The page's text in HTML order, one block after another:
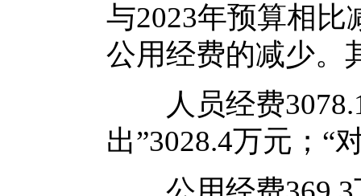
与2023年预算相比
公用经费的减少。
人员经费3078.1
出”3028.4万元；“